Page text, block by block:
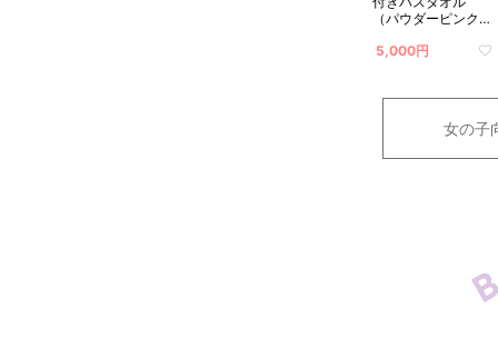
（パウダーピンク
5,000円
女の子